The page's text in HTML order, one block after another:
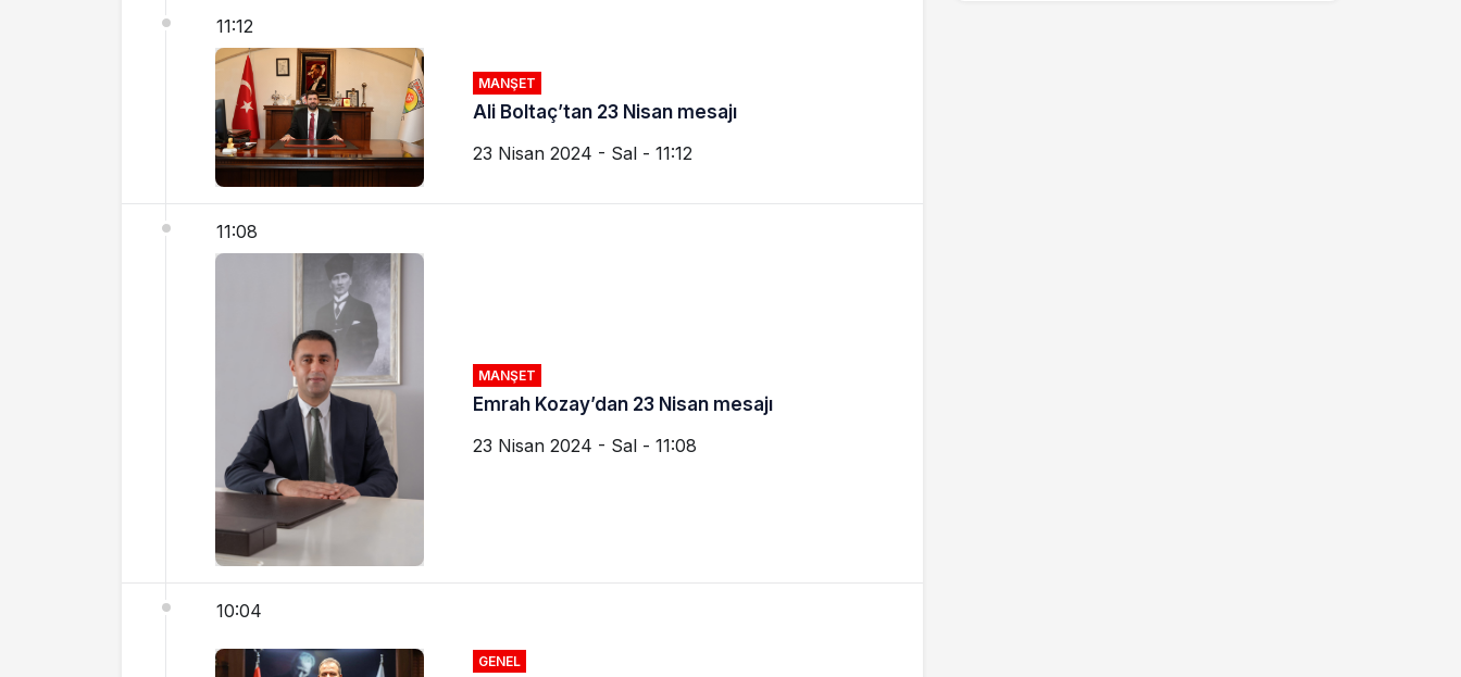
11:12
MANŞET
Ali Boltaç’tan 23 Nisan mesajı
23 Nisan 2024 - Sal - 11:12
11:08
MANŞET
Emrah Kozay’dan 23 Nisan mesajı
23 Nisan 2024 - Sal - 11:08
10:04
GENEL